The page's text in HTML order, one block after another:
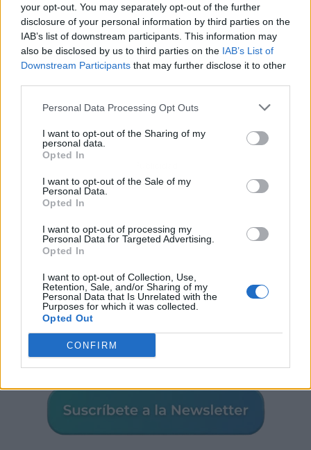
your opt-out. You may separately opt-out of the further
disclosure of your personal information by third parties on the
IAB’s list of downstream participants. This information may
also be disclosed by us to third parties on the IAB’s List of
Downstream Participants that may further disclose it to other
Personal Data Processing Opt Outs
I want to opt-out of the Sharing of my
personal data.
Opted In
I want to opt-out of the Sale of my
Personal Data.
Opted In
I want to opt-out of processing my
Personal Data for Targeted Advertising.
Opted In
I want to opt-out of Collection, Use,
Retention, Sale, and/or Sharing of my
Personal Data that Is Unrelated with the
Purposes for which it was collected.
Opted Out
CONFIRM